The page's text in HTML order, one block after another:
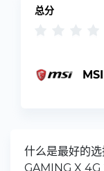
总分
什么是最好的
GAMING X